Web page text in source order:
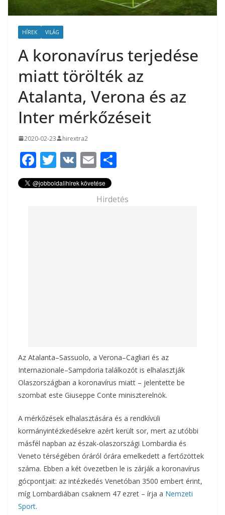
HÍREK VILÁG
A koronavírus terjedése
miatt törölték az
Atalanta, Verona és az
Inter mérkőzéseit
2020-02-23 hirextra2
F
ac
e
T
w
itt
V
K
E
m
ai
l
za
m
Hirdetés
Az Atalanta–Sassuolo, a Verona–Cagliari és az
Internazionale–Sampdoria találkozót is elhalasztják
Olaszországban a koronavírus miatt – jelentette be
szombat este Giuseppe Conte miniszterelnök.
A mérkőzések elhalasztására és a rendkívüli
kormányintézkedésekre azért került sor, mert az utóbbi
másfél napban az észak-olaszországi Lombardia és
Veneto térségében óráról órára emelkedett a fertőzöttek
száma. Ebben a két övezetben le is zárják a koronavírus
gócpontjait: az intézkedés Venetóban 3500 embert érint,
míg Lombardiában csaknem 47 ezret – írja a Nemzeti
Sport.